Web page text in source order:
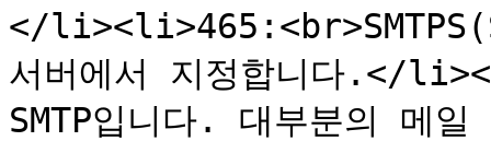
</
서버에서 지정합니다.</
SMTP입니다. 대부분의 메